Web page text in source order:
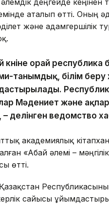
аталып өтті. Оның
және
күніне орай
танымдық, білім беру
Мәдениет және
– делінген ведомство
академиялық
«Абай әлемі –
өтті.
сайысы